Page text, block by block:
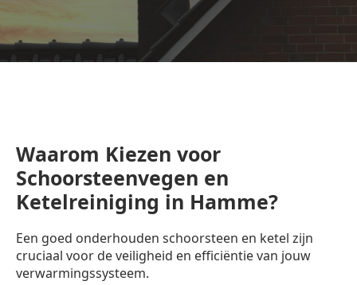
Waarom Kiezen voor
Schoorsteenvegen en
Ketelreiniging in Hamme?
Een goed onderhouden schoorsteen en ketel zijn
cruciaal voor de veiligheid en efficiëntie van jouw
verwarmingssysteem.